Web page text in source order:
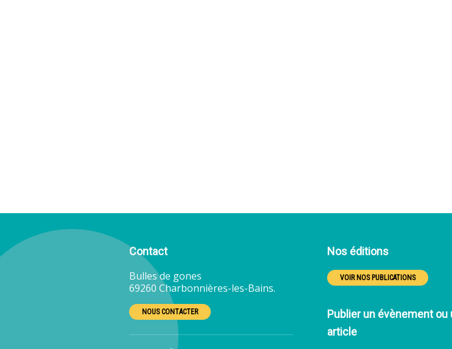
Contact
Bulles de gones
69260 Charbonnières-les-Bains.
NOUS CONTACTER
Nos éditions
VOIR NOS PUBLICATIONS
Publier un évènement ou
article